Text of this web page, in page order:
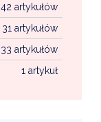
42 artykułów
31 artykułów
33 artykułów
1 artykuł